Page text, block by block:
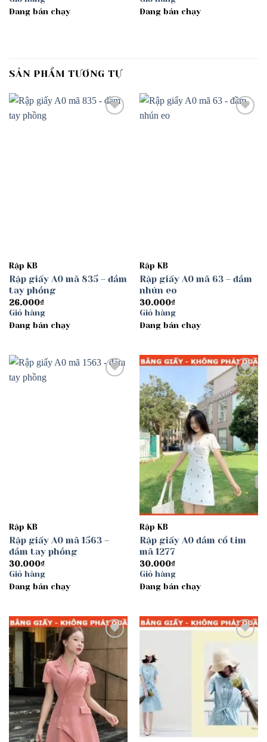
Đang bán chạy
Đang bán chạy
SẢN PHẨM TƯƠNG TỰ
Rập KB
Rập giấy A0 mã 835 – đầm
tay phồng
26.000₫
Giỏ hàng
Đang bán chạy
Rập KB
Rập giấy A0 mã 63 – đầm
nhún eo
30.000₫
Giỏ hàng
Đang bán chạy
Rập KB
Rập giấy A0 mã 1563 –
đầm tay phồng
30.000₫
Giỏ hàng
Đang bán chạy
Add to
wishlist
Rập KB
Rập giấy A0 đầm cổ tim
mã 1277
30.000₫
Giỏ hàng
Đang bán chạy
Add to
wishlist